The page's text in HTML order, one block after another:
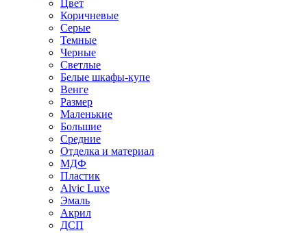
Цвет
Коричневые
Серые
Темные
Черные
Светлые
Белые шкафы-купе
Венге
Размер
Маленькие
Большие
Средние
Отделка и материал
МДФ
Пластик
Alvic Luxe
Эмаль
Акрил
ДСП